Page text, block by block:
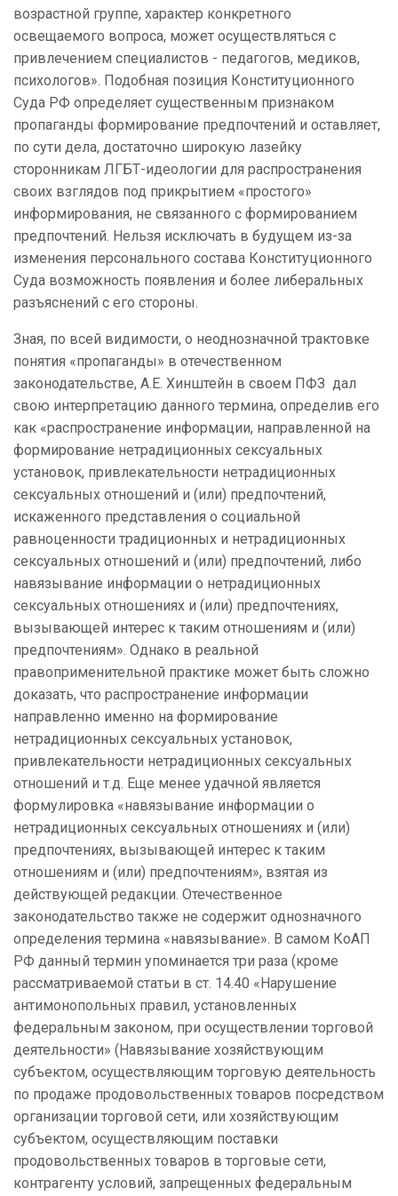
возрастной группе, характер конкретного
освещаемого вопроса, может осуществляться с
привлечением специалистов - педагогов, медиков,
психологов». Подобная позиция Конституционного
Суда РФ определяет существенным признаком
пропаганды формирование предпочтений и оставляет,
по сути дела, достаточно широкую лазейку
сторонникам ЛГБТ-идеологии для распространения
своих взглядов под прикрытием «простого»
информирования, не связанного с формированием
предпочтений. Нельзя исключать в будущем из-за
изменения персонального состава Конституционного
Суда возможность появления и более либеральных
разъяснений с его стороны.
Зная, по всей видимости, о неоднозначной трактовке
понятия «пропаганды» в отечественном
законодательстве, А.Е. Хинштейн в своем ПФЗ дал
свою интерпретацию данного термина, определив его
как «распространение информации, направленной на
формирование нетрадиционных сексуальных
установок, привлекательности нетрадиционных
сексуальных отношений и (или) предпочтений,
искаженного представления о социальной
равноценности традиционных и нетрадиционных
сексуальных отношений и (или) предпочтений, либо
навязывание информации о нетрадиционных
сексуальных отношениях и (или) предпочтениях,
вызывающей интерес к таким отношениям и (или)
предпочтениям». Однако в реальной
правоприменительной практике может быть сложно
доказать, что распространение информации
направленно именно на формирование
нетрадиционных сексуальных установок,
привлекательности нетрадиционных сексуальных
отношений и т.д. Еще менее удачной является
формулировка «навязывание информации о
нетрадиционных сексуальных отношениях и (или)
предпочтениях, вызывающей интерес к таким
отношениям и (или) предпочтениям», взятая из
действующей редакции. Отечественное
законодательство также не содержит однозначного
определения термина «навязывание». В самом КоАП
РФ данный термин упоминается три раза (кроме
рассматриваемой статьи в ст. 14.40 «Нарушение
антимонопольных правил, установленных
федеральным законом, при осуществлении торговой
деятельности» (Навязывание хозяйствующим
субъектом, осуществляющим торговую деятельность
по продаже продовольственных товаров посредством
организации торговой сети, или хозяйствующим
субъектом, осуществляющим поставки
продовольственных товаров в торговые сети,
контрагенту условий, запрещенных федеральным